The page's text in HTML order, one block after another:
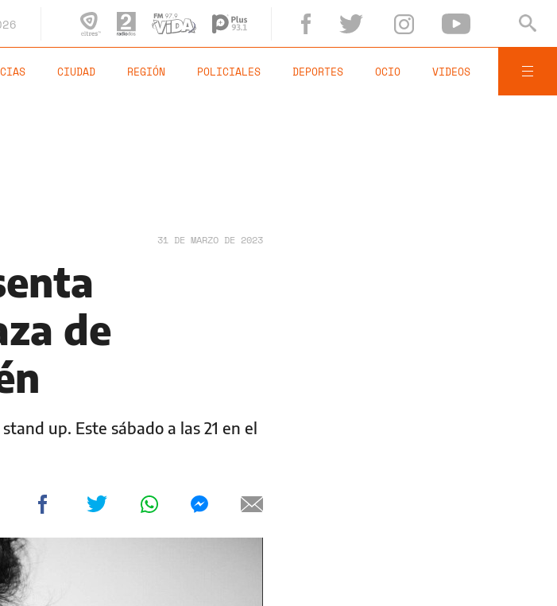
CIUDAD REGIÓN POLICIALES DEPORTES OCIO VIDEOS
31 DE MARZO DE 2023
de
up. Este sábado a las 21 en el